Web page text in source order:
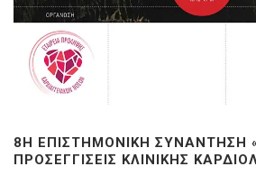
8Η ΕΠΙΣΤΗΜΟΝΙΚΉ ΣΥΝΆΝΤΗΣΗ
ΠΡΟΣΕΓΓΊΣΕΙΣ ΚΛΙΝΙΚΉΣ